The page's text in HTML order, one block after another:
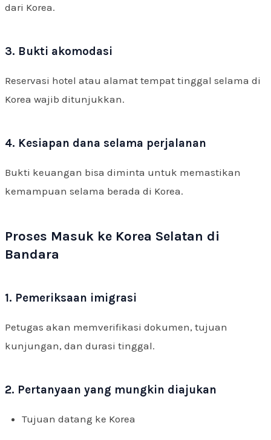
dari Korea.
3. Bukti akomodasi
Reservasi hotel atau alamat tempat tinggal selama di
Korea wajib ditunjukkan.
4. Kesiapan dana selama perjalanan
Bukti keuangan bisa diminta untuk memastikan
kemampuan selama berada di Korea.
Proses Masuk ke Korea Selatan di
Bandara
1. Pemeriksaan imigrasi
Petugas akan memverifikasi dokumen, tujuan
kunjungan, dan durasi tinggal.
2. Pertanyaan yang mungkin diajukan
Tujuan datang ke Korea